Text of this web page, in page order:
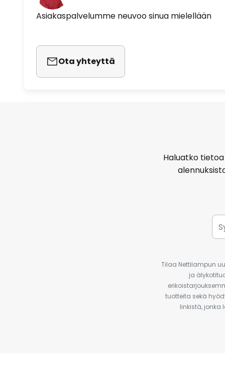
Asiakaspalvelumme neuvoo sinua mielellään
Ota yhteyttä
Haluatko
Tilaa Nettilampun
ja
tuotteita sekä
linkistä, jonka